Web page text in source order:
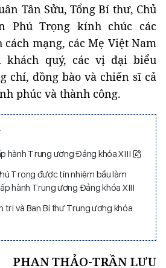
Tân Sửu, Tổng Bí thư, Chủ
Phú Trọng kính chúc các
mạng, các Mẹ Việt Nam
khách quý, các vị đại biểu
chí, đồng bào và chiến sĩ cả
phúc và thành công.
hành Trung ương Đảng khóa XIII
Trọng được tín nhiệm bầu làm
hành Trung ương Đảng khóa XIII
trị và Ban Bí thư Trung ương khóa
PHAN THẢO-TRẦN LƯU